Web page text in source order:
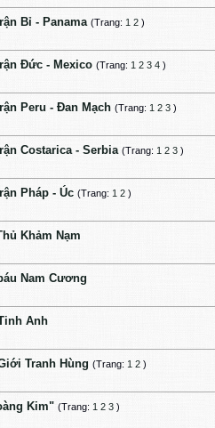
Bỉ - Panama (Trang: 1 2 )
của 5 cấp độ
5
Đức - Mexico (Trang: 1 2 3 4 )
5 của 5 cấp độ
5
Peru - Đan Mạch (Trang: 1 2 3 )
5 của 5 cấp độ
5
Costarica - Serbia (Trang: 1 2 3 )
5 của 5 cấp độ
5
Pháp - Úc (Trang: 1 2 )
của 5 cấp độ
5
Khảm Nạm
của 5 cấp độ
5
Nam Cương
của 5 cấp độ
5
Anh
5 cấp độ
4 5
Tranh Hùng (Trang: 1 2 )
của 5 cấp độ
5
Kim" (Trang: 1 2 3 )
cấp độ
5